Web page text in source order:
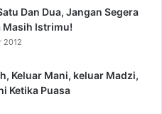
Dan Dua, Jangan Segera
Masih Istrimu!
2012
Keluar Mani, keluar Madzi,
Ketika Puasa